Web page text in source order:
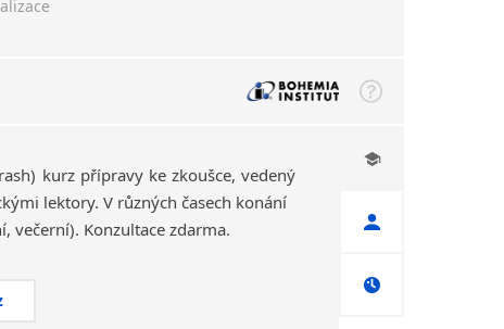
kurz přípravy ke zkoušce, vedený
lektory. V různých časech konání
večerní). Konzultace zdarma.